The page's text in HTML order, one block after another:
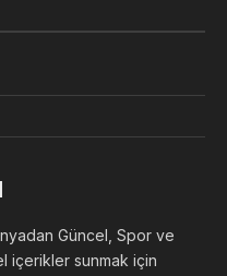
Güncel, Spor ve
içerikler sunmak için